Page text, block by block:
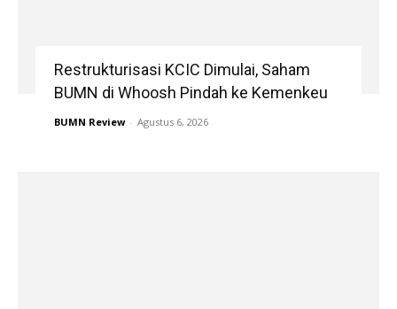
Restrukturisasi KCIC Dimulai, Saham
BUMN di Whoosh Pindah ke Kemenkeu
BUMN Review - Agustus 6, 2026